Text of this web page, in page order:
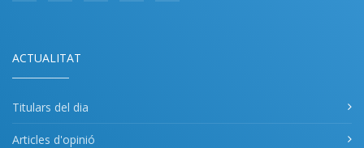
ACTUALITAT
Titulars del dia
Articles d'opinió